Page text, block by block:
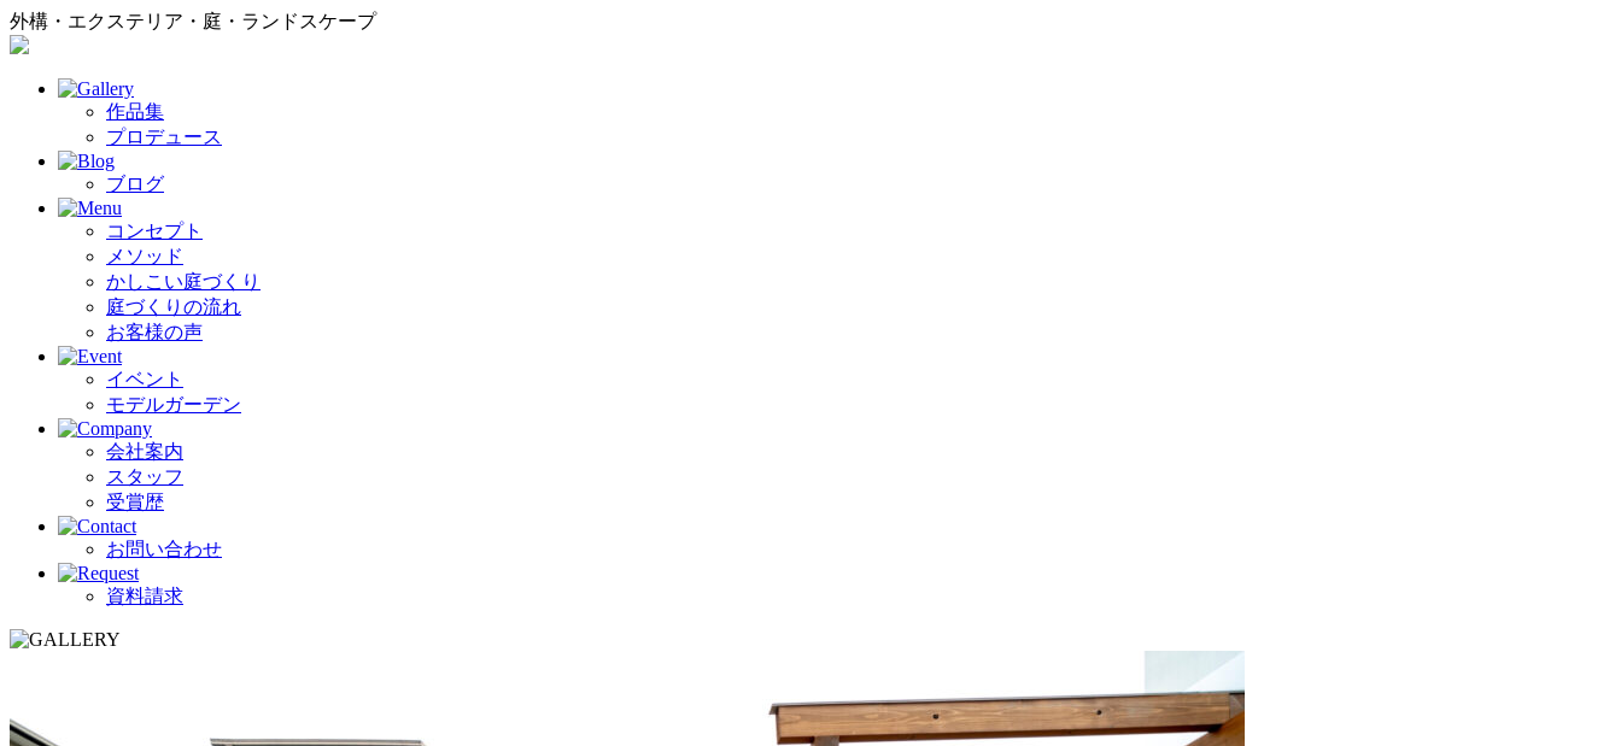
外構・エクステリア・庭・ランドスケープ
作品集
プロデュース
ブログ
コンセプト
メソッド
かしこい庭づくり
庭づくりの流れ
お客様の声
イベント
モデルガーデン
会社案内
スタッフ
受賞歴
お問い合わせ
資料請求